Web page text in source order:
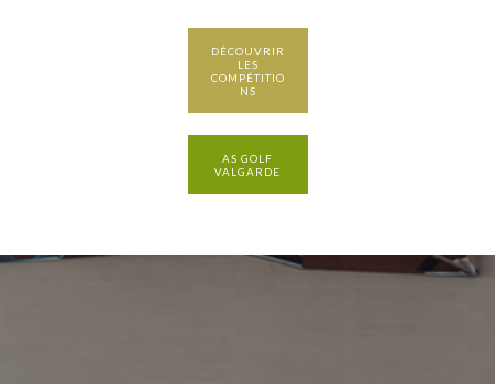
DÉCOUVRIR
LES
COMPÉTITIO
NS
AS GOLF
VALGARDE